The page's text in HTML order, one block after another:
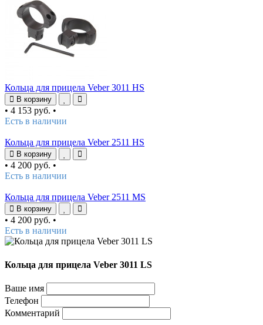
Кольца для прицела Veber 3011 HS
В корзину
• 4 153 руб. •
Есть в наличии
Кольца для прицела Veber 2511 HS
В корзину
• 4 200 руб. •
Есть в наличии
Кольца для прицела Veber 2511 MS
В корзину
• 4 200 руб. •
Есть в наличии
Кольца для прицела Veber 3011 LS
Ваше имя
Телефон
Комментарий